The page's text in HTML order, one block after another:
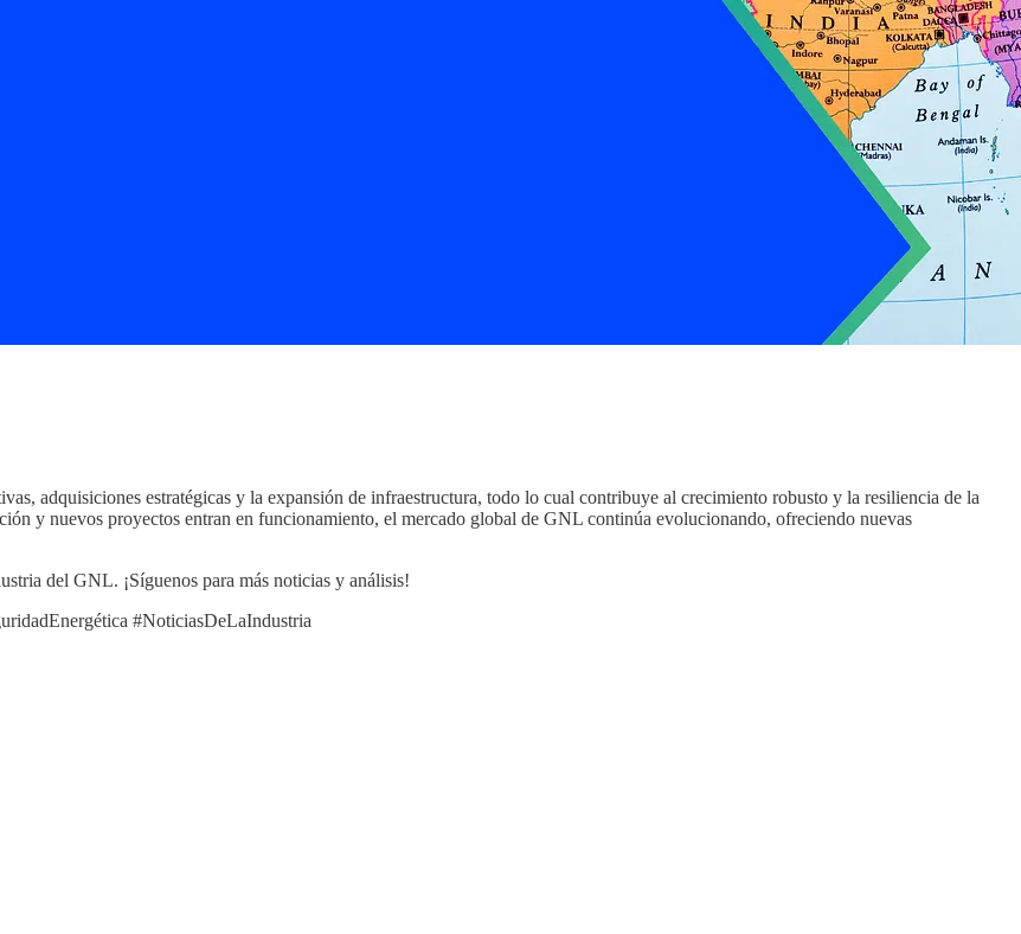
adquisiciones estratégicas y la expansión de infraestructura, todo lo cual contribuye al crecimiento robusto y la resiliencia de la
y nuevos proyectos entran en funcionamiento, el mercado global de GNL continúa evolucionando, ofreciendo nuevas
del GNL. ¡Síguenos para más noticias y análisis!
#NoticiasDeLaIndustria